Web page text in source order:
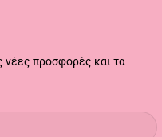
νέες προσφορές και τα